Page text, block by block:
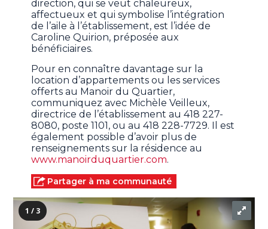
direction, qui se veut chaleureux,
affectueux et qui symbolise l’intégration
de l’aile à l’établissement, est l’idée de
Caroline Quirion, préposée aux
bénéficiaires.
Pour en connaître davantage sur la
location d’appartements ou les services
offerts au Manoir du Quartier,
communiquez avec Michèle Veilleux,
directrice de l’établissement au 418 227-
8080, poste 1101, ou au 418 228-7729. Il est
également possible d’avoir plus de
renseignements sur la résidence au
www.manoirduquartier.com.
Partager à ma communauté
1 / 3